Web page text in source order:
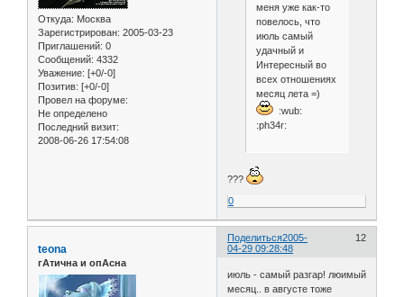
Откуда: Москва
Зарегистрирован: 2005-03-23
Приглашений: 0
Сообщений: 4332
Уважение: [+0/-0]
Позитив: [+0/-0]
Провел на форуме:
Не определено
Последний визит:
2008-06-26 17:54:08
меня уже как-то
повелось, что
июль самый
удачный и
Интересный во
всех отношениях
месяц лета =)
:wub:
:ph34r:
???
0
Поделиться 12
2005-
04-29 09:28:48
teona
гАтична и опАсна
июль - самый разгар! люимый
месяц.. в августе тоже